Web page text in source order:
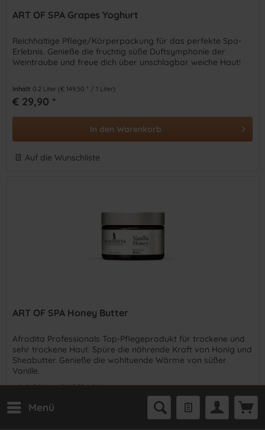
Menü
ART OF SPA Grapes Yoghurt
Reichhaltige Pflege/Körperpackung für das perfekte Spa-
Erlebnis. Genieße die fruchtig süße Duftsymphonie der
Weintraube und freue dich über unschlagbar weiche Haut!
Inhalt 0.2 Liter (€ 149,50 * / 1 Liter)
€ 29,90 *
In den Warenkorb
Auf die Wunschliste
ART OF SPA Honey Butter
Afrodita Professionals Top-Pflegeprodukt für trockene und
sehr trockene Haut. Spüre die nährende Kraft von Honig und
Sheabutter. Genieße die wohltuende Wärme von süßer
Vanille.
Inhalt0.2 Liter(€ 149,50 * / 1 Liter)
€ 29,90 *
In den Warenkorb